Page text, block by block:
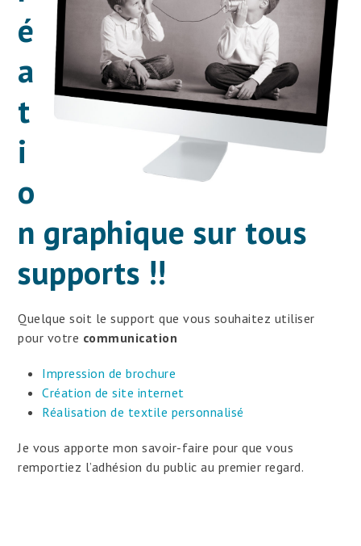
é
a
t
i
o
n graphique sur tous
supports !!
Quelque soit le support que vous souhaitez utiliser
pour votre communication
Impression de brochure
Création de site internet
Réalisation de textile personnalisé
Je vous apporte mon savoir-faire pour que vous
remportiez l’adhésion du public au premier regard.